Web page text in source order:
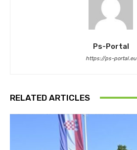
Ps-Portal
https://ps-portal.eu
RELATED ARTICLES